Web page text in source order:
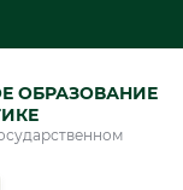
ОБРАЗОВАНИЕ